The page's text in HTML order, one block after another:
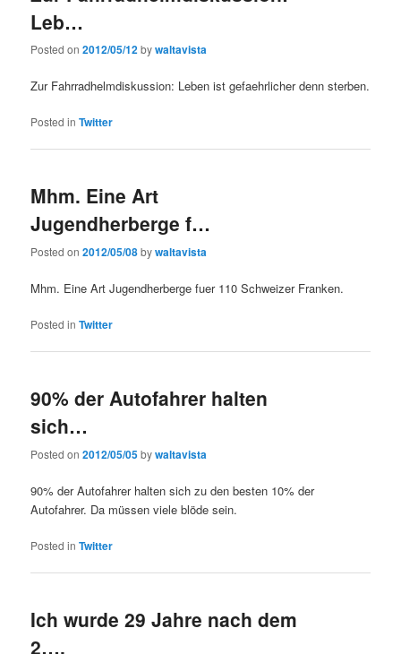
Leb…
Posted on2012/05/12bywaltavista
Zur Fahrradhelmdiskussion: Leben ist gefaehrlicher denn sterben.
Posted in Twitter
Mhm. Eine Art
Jugendherberge f…
Posted on2012/05/08bywaltavista
Mhm. Eine Art Jugendherberge fuer 110 Schweizer Franken.
Posted in Twitter
90% der Autofahrer halten
sich…
Posted on2012/05/05bywaltavista
90% der Autofahrer halten sich zu den besten 10% der
Autofahrer. Da müssen viele blöde sein.
Posted in Twitter
Ich wurde 29 Jahre nach dem
2….